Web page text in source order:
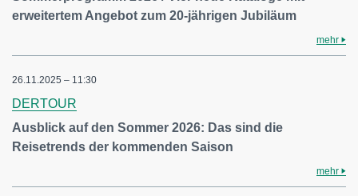
erweitertem Angebot zum 20-jährigen Jubiläum
mehr
26.11.2025 – 11:30
DERTOUR
Ausblick auf den Sommer 2026: Das sind die
Reisetrends der kommenden Saison
mehr